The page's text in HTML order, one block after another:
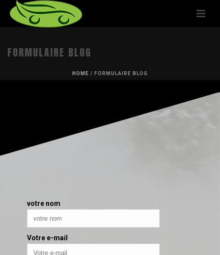
FORMULAIRE BLOG
HOME / FORMULAIRE BLOG
votre nom
Votre e-mail